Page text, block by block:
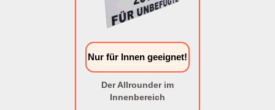
Nur für Innen geeignet!
Der Allrounder im
Innenbereich